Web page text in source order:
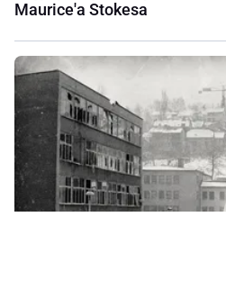
Maurice'a Stokesa